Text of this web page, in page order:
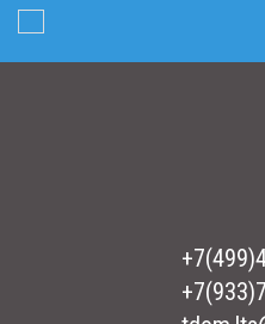
Рекомендуем уточнять
Toggle Navigation